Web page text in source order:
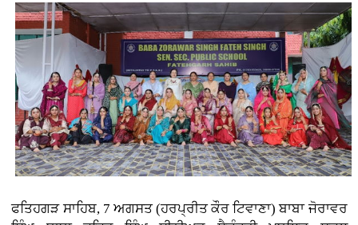
ਫਤਿਹਗੜ ਸਾਹਿਬ, 7 ਅਗਸਤ (ਹਰਪ੍ਰੀਤ ਕੌਰ ਟਿਵਾਣਾ) ਬਾਬਾ ਜੋਰਾਵਰ